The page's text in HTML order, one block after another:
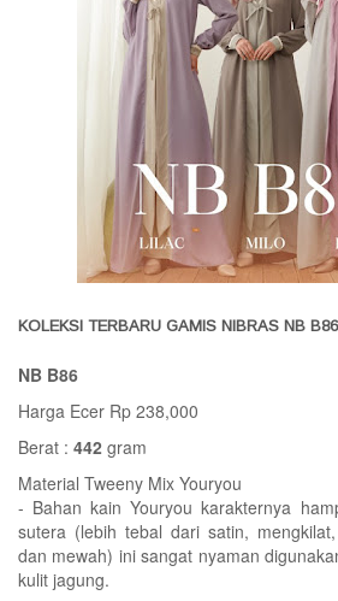
KOLEKSI TERBARU GAMIS NIBRAS NB B86
NB B86
Harga Ecer Rp 238,000
Berat : 442 gram
Material Tweeny Mix Youryou
- Bahan kain Youryou karakternya
sutera (lebih tebal dari satin,
dan mewah) ini sangat nyaman
kulit jagung.